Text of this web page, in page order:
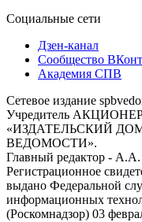
Социальные сети
Дзен-канал
Сообщество
Академия СПВ
Сетевое издание
Учредитель
«ИЗДАТЕЛЬСКИЙ
ВЕДОМОСТИ».
Главный редактор -
Регистрационное
выдано Федеральной
информационных
(Роскомнадзор) 03